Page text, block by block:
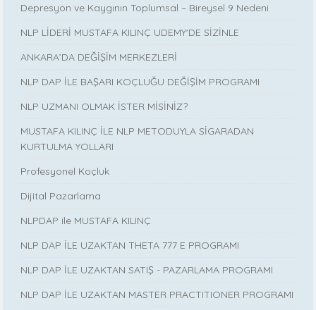
Depresyon ve Kaygının Toplumsal – Bireysel 9 Nedeni
NLP LİDERİ MUSTAFA KILINÇ UDEMY'DE SİZİNLE
ANKARA’DA DEĞİŞİM MERKEZLERİ
NLP DAP İLE BAŞARI KOÇLUĞU DEĞİŞİM PROGRAMI
NLP UZMANI OLMAK İSTER MİSİNİZ?
MUSTAFA KILINÇ İLE NLP METODUYLA SİGARADAN
KURTULMA YOLLARI
Profesyonel Koçluk
Dijital Pazarlama
NLPDAP ile MUSTAFA KILINÇ
NLP DAP İLE UZAKTAN THETA 777 E PROGRAMI
NLP DAP İLE UZAKTAN SATIŞ - PAZARLAMA PROGRAMI
NLP DAP İLE UZAKTAN MASTER PRACTITIONER PROGRAMI